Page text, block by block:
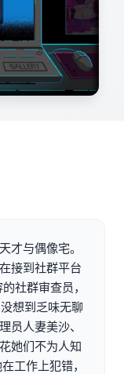
才与偶像宅。
接到社群平台
社群审查员，
想到乏味无聊
员人妻美沙、
她们不为人知
工作上犯错，